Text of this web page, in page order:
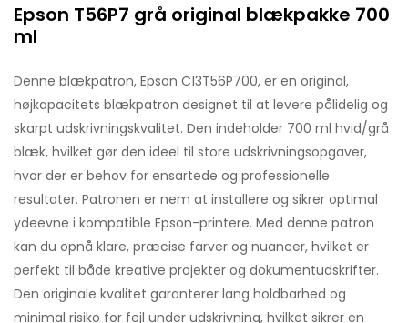
Epson T56P7 grå original blækpakke 700
ml
Denne blækpatron, Epson C13T56P700, er en original,
højkapacitets blækpatron designet til at levere pålidelig og
skarpt udskrivningskvalitet. Den indeholder 700 ml hvid/grå
blæk, hvilket gør den ideel til store udskrivningsopgaver,
hvor der er behov for ensartede og professionelle
resultater. Patronen er nem at installere og sikrer optimal
ydeevne i kompatible Epson-printere. Med denne patron
kan du opnå klare, præcise farver og nuancer, hvilket er
perfekt til både kreative projekter og dokumentudskrifter.
Den originale kvalitet garanterer lang holdbarhed og
minimal risiko for fejl under udskrivning, hvilket sikrer en